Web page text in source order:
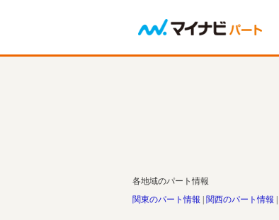
各地域のパート情報
関東のパート情報
関西のパート情報